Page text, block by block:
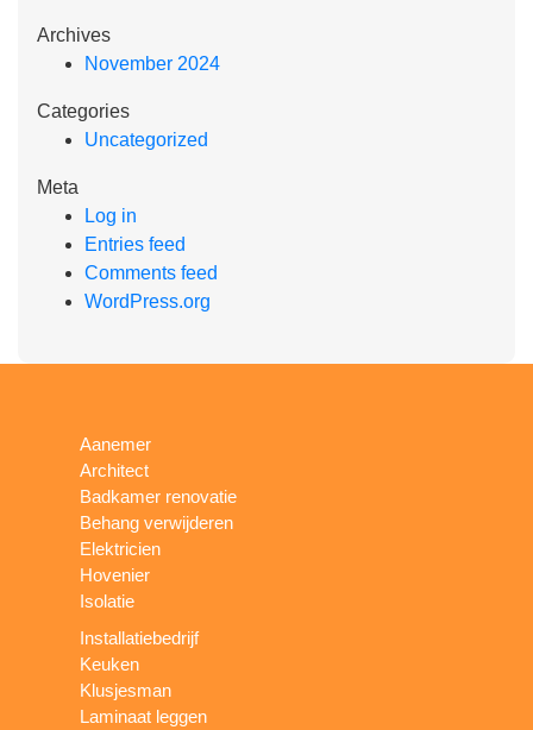
Archives
November 2024
Categories
Uncategorized
Meta
Log in
Entries feed
Comments feed
WordPress.org
Aanemer
Architect
Badkamer renovatie
Behang verwijderen
Elektricien
Hovenier
Isolatie
Installatiebedrijf
Keuken
Klusjesman
Laminaat leggen